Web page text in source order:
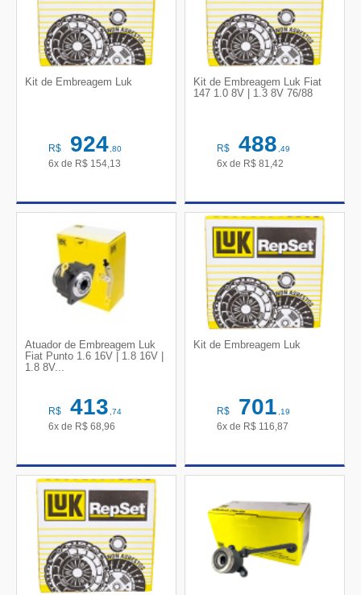
Kit de Embreagem Luk
R$ 924,80
6x de R$ 154,13
Kit de Embreagem Luk Fiat
147 1.0 8V | 1.3 8V 76/88
R$ 488,49
6x de R$ 81,42
Atuador de Embreagem Luk
Fiat Punto 1.6 16V | 1.8 16V |
1.8 8V...
R$ 413,74
6x de R$ 68,96
Kit de Embreagem Luk
R$ 701,19
6x de R$ 116,87